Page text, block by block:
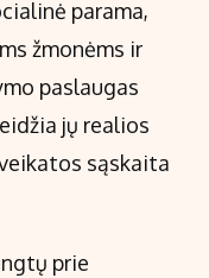
parama,
žmonėms ir
paslaugas
jų realios
sąskaita
prie